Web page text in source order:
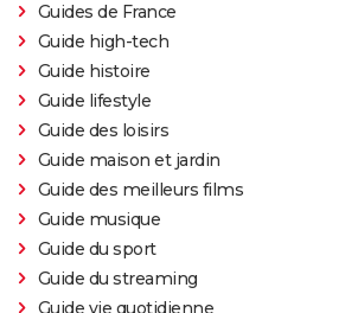
Guides de France
Guide high-tech
Guide histoire
Guide lifestyle
Guide des loisirs
Guide maison et jardin
Guide des meilleurs films
Guide musique
Guide du sport
Guide du streaming
Guide vie quotidienne